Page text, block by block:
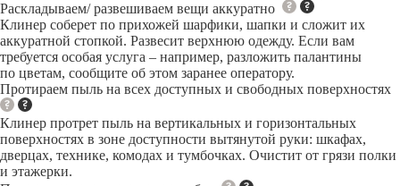
Раскладываем/ развешиваем вещи аккуратно
Клинер соберет по прихожей шарфики, шапки и сложит их
аккуратной стопкой. Развесит верхнюю одежду. Если вам
требуется особая услуга – например, разложить палантины
по цветам, сообщите об этом заранее оператору.
Протираем пыль на всех доступных и свободных поверхностях
Клинер протрет пыль на вертикальных и горизонтальных
поверхностях в зоне доступности вытянутой руки: шкафах,
дверцах, технике, комодах и тумбочках. Очистит от грязи полки
и этажерки.